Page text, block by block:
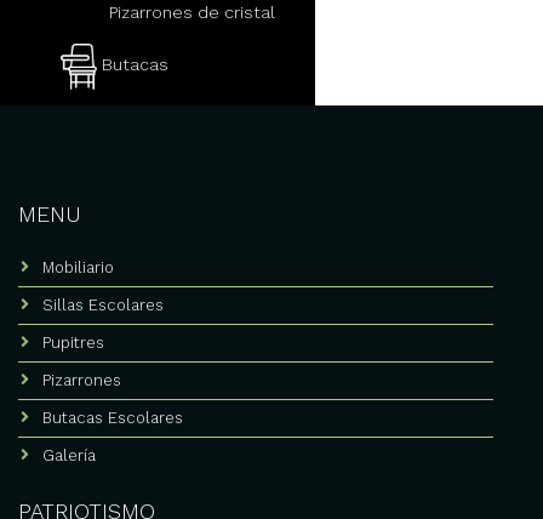
Pizarrones de cristal
Butacas
Sillas escolares
Mobiliario preescolar
Mobiliario colegios
Sillas y mesas para
MENU
Mobiliario
Sillas Escolares
Pupitres
Pizarrones
Butacas Escolares
Galería
PATRIOTISMO